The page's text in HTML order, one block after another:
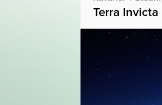
Terra Invicta